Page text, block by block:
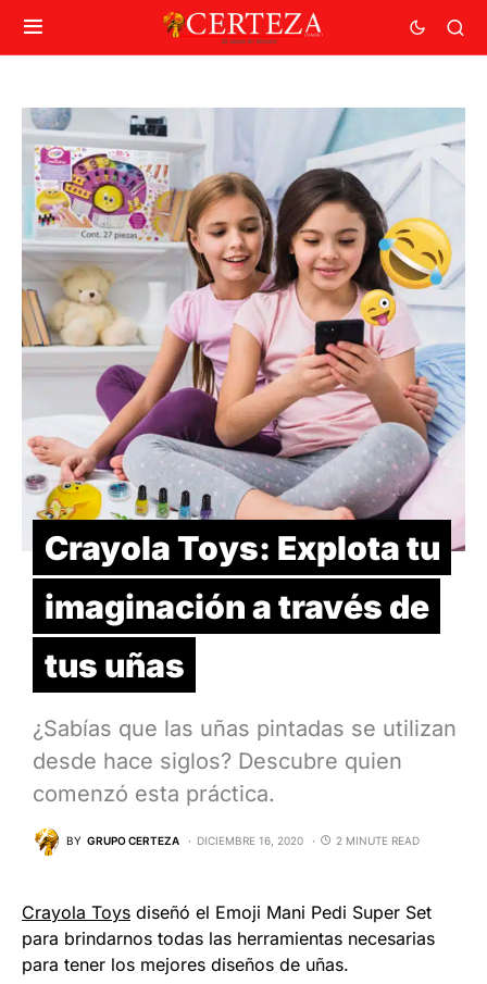
Crayola Toys: Explota tu
imaginación a través de
tus uñas
¿Sabías que las uñas pintadas se utilizan
desde hace siglos? Descubre quien
comenzó esta práctica.
BY GRUPO CERTEZA DICIEMBRE 16, 2020 2 MINUTE READ
Crayola Toys diseñó el Emoji Mani Pedi Super Set
para brindarnos todas las herramientas necesarias
para tener los mejores diseños de uñas.